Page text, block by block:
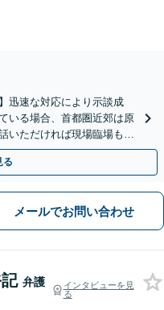
迅速な対応により示談成
いる場合、首都圏近郊は原
いただければ現場臨場も可
る
メールでお問い合わせ
弁護
インタビューを見
る